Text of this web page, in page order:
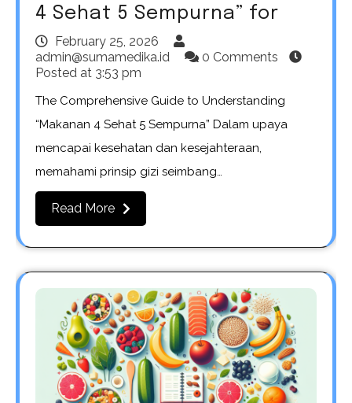
4 Sehat 5 Sempurna” for
February 25, 2026
admin@sumamedika.id
0 Comments
Posted at 3:53 pm
The Comprehensive Guide to Understanding
“Makanan 4 Sehat 5 Sempurna” Dalam upaya
mencapai kesehatan dan kesejahteraan,
memahami prinsip gizi seimbang…
Read More